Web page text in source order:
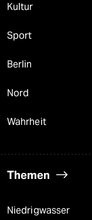
Kultur
Sport
Berlin
Nord
Wahrheit
Themen
Niedrigwasser